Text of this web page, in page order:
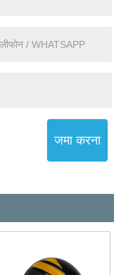
जमा करना